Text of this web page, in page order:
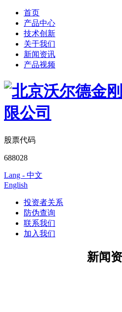
首页
产品中心
技术创新
关于我们
新闻资讯
产品视频
股票代码
688028
Lang - 中文
English
投资者关系
防伪查询
联系我们
加入我们
新闻